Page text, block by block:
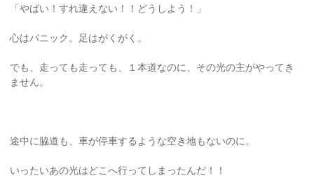
「やばい！すれ違えない！！どうしよう！」
心はパニック。足はがくがく。
でも、走っても走っても、１本道なのに、その光の主がやってき
ません。
途中に脇道も、車が停車するような空き地もないのに。
いったいあの光はどこへ行ってしまったんだ！！